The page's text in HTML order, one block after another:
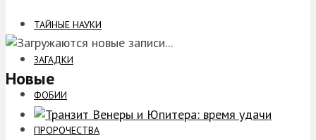
ТАЙНЫЕ НАУКИ
ЗАГАДКИ
ФОБИИ
ПРОРОЧЕСТВА
Новые